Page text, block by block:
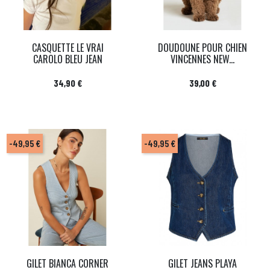
CASQUETTE LE VRAI
CAROLO BLEU JEAN
Prix
34,90 €
DOUDOUNE POUR CHIEN
VINCENNES NEW...
Prix
39,00 €
GILET BIANCA CORNER
-49,95 €
GILET JEANS PLAYA
-49,95 €